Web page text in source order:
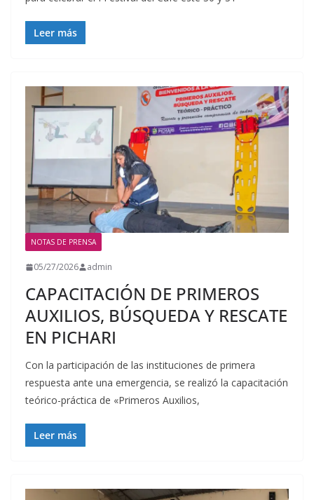
Leer más
NOTAS DE PRENSA
05/27/2026 admin
CAPACITACIÓN DE PRIMEROS
AUXILIOS, BÚSQUEDA Y RESCATE
EN PICHARI
Con la participación de las instituciones de primera
respuesta ante una emergencia, se realizó la capacitación
teórico-práctica de «Primeros Auxilios,
Leer más